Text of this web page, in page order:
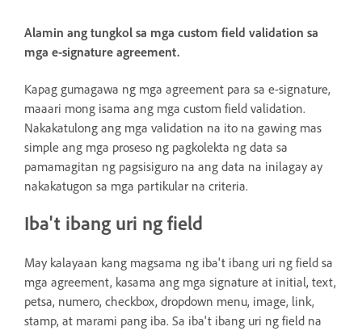
Alamin ang tungkol sa mga custom field validation sa
mga e-signature agreement.
Kapag gumagawa ng mga agreement para sa e-signature,
maaari mong isama ang mga custom field validation.
Nakakatulong ang mga validation na ito na gawing mas
simple ang mga proseso ng pagkolekta ng data sa
pamamagitan ng pagsisiguro na ang data na inilagay ay
nakakatugon sa mga partikular na criteria.
Iba't ibang uri ng field
May kalayaan kang magsama ng iba't ibang uri ng field sa
mga agreement, kasama ang mga signature at initial, text,
petsa, numero, checkbox, dropdown menu, image, link,
stamp, at marami pang iba. Sa iba't ibang uri ng field na